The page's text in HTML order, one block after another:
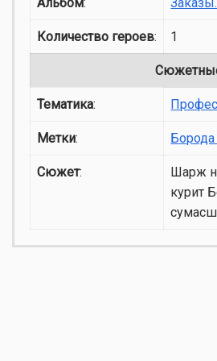
Количество героев: 1
Тематика:
Метки:
Сюжет:
Шарж
курит